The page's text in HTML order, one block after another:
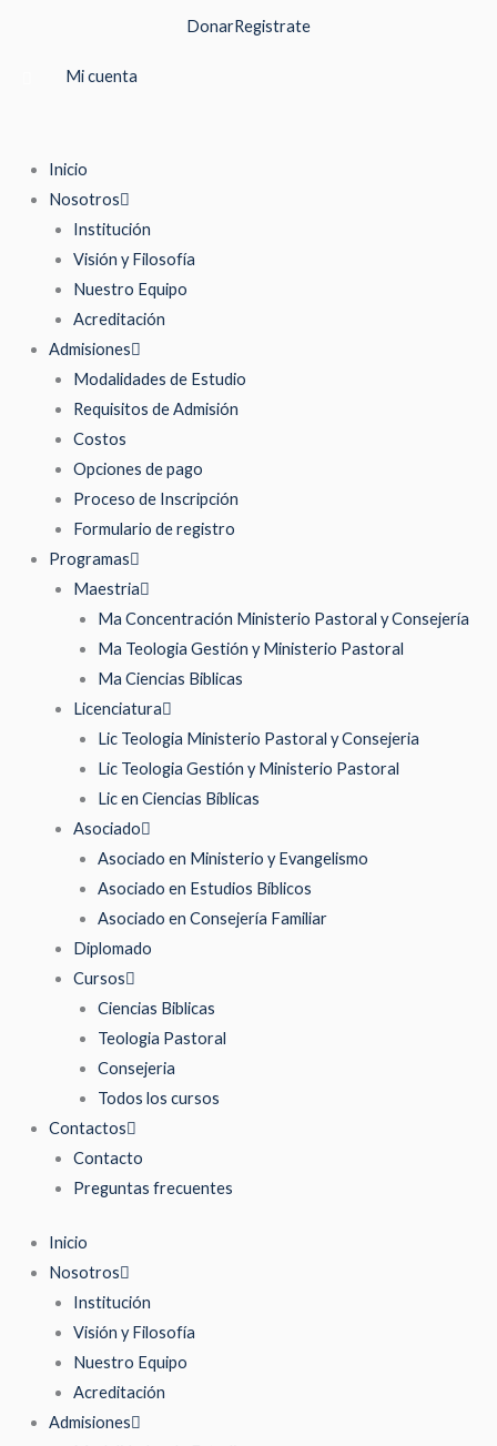
contenido
DonarRegistrate
Mi cuenta
Inicio
Nosotros
Institución
Visión y Filosofía
Nuestro Equipo
Acreditación
Admisiones
Modalidades de Estudio
Requisitos de Admisión
Costos
Opciones de pago
Proceso de Inscripción
Formulario de registro
Programas
Maestria
Ma Concentración Ministerio Pastoral y Consejería
Ma Teologia Gestión y Ministerio Pastoral
Ma Ciencias Biblicas
Licenciatura
Lic Teologia Ministerio Pastoral y Consejeria
Lic Teologia Gestión y Ministerio Pastoral
Lic en Ciencias Bíblicas
Asociado
Asociado en Ministerio y Evangelismo
Asociado en Estudios Bíblicos
Asociado en Consejería Familiar
Diplomado
Cursos
Ciencias Biblicas
Teologia Pastoral
Consejeria
Todos los cursos
Contactos
Contacto
Preguntas frecuentes
Inicio
Nosotros
Institución
Visión y Filosofía
Nuestro Equipo
Acreditación
Admisiones